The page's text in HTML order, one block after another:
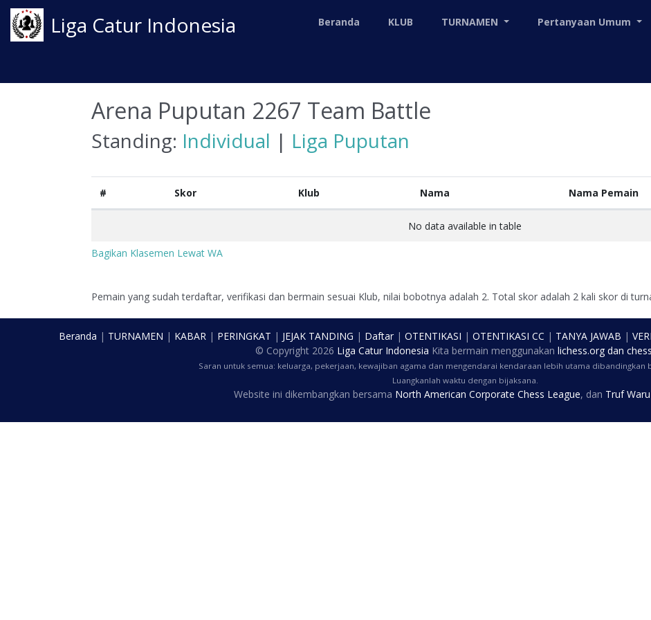
Liga Catur Indonesia Beranda KLUB TURNAMEN Pertanyaan Umum
Arena Puputan 2267 Team Battle
Standing: Individual | Liga Puputan
# Skor Klub Nama Nama Pemain
No data available in table
Bagikan Klasemen Lewat WA
Pemain yang sudah terdaftar, verifikasi dan bermain sesuai Klub, nilai bobotnya adalah 2. Total skor adalah 2 kali skor di
Beranda | TURNAMEN | KABAR| PERINGKAT | JEJAK TANDING | Daftar| OTENTIKASI | OTENTIKASI CC | TANYA JAWAB |
© Copyright 2026 Liga Catur Indonesia Kita bermain menggunakan lichess.org dan
Saran untuk semua: keluarga, pekerjaan, kewajiban agama dan mengendarai kendaraan lebih utama dibandingkan
Luangkanlah waktu dengan bijaksana.
Website ini dikembangkan bersama North American Corporate Chess League, dan Truf